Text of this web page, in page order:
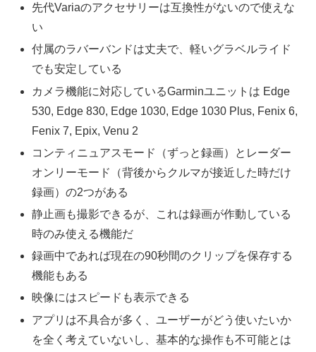
先代Variaのアクセサリーは互換性がないので使えな
い
付属のラバーバンドは丈夫で、軽いグラベルライド
でも安定している
カメラ機能に対応しているGarminユニットは Edge
530, Edge 830, Edge 1030, Edge 1030 Plus, Fenix 6,
Fenix 7, Epix, Venu 2
コンティニュアスモード（ずっと録画）とレーダー
オンリーモード（背後からクルマが接近した時だけ
録画）の2つがある
静止画も撮影できるが、これは録画が作動している
時のみ使える機能だ
録画中であれば現在の90秒間のクリップを保存する
機能もある
映像にはスピードも表示できる
アプリは不具合が多く、ユーザーがどう使いたいか
を全く考えていないし、基本的な操作も不可能とは